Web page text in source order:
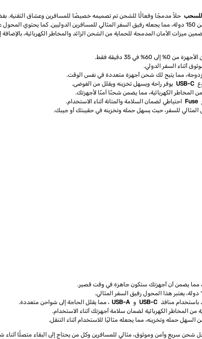
حلاً مدمجًا وفعالًا للشحن تم تصميمه خصيصًا للمسافرين وعشاق التقنية.
ميزات الأمان المدمجة للحماية من الشحن الزائد والمخاطر الكهربائية، بالإضافة إلى خرج
مما يتيح لك شحن أجهزة متعددة في نفس الوقت.
USB-C يوفر راحة ويسهل تخزينه ويقلل من الفوضى.
الكهربائية، مما يضمن شحنًا آمنًا لأجهزتك.
Fuse
احتياطي لضمان السلامة والمتانة أثناء الاستخدام.
للسفر، حيث يسهل حمله وتخزينه في حقيبتك أو جيبك.
منافذ USB-C و USB-A ، مما يقلل الحاجة إلى شواحن متعددة.
المخاطر الكهربائية لضمان سلامة أجهزتك أثناء الاستخدام.
حمله وتخزينه، مما يجعله مثاليًا للاستخدام أثناء التنقل.
سريع وآمن وموثوق، مثالي للمسافرين وكل من يحتاج إلى البقاء متصلًا